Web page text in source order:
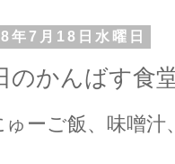
年7月18日水曜日
のかんばす食
ゅーご飯、味噌